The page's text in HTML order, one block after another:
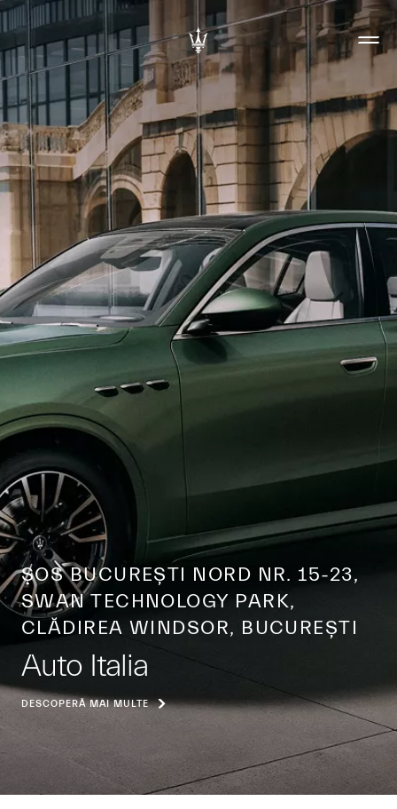
ŞOS BUCUREȘTI NORD NR. 15-23,
SWAN TECHNOLOGY PARK,
CLĂDIREA WINDSOR, BUCUREȘTI
Auto Italia
DESCOPERĂ MAI MULTE